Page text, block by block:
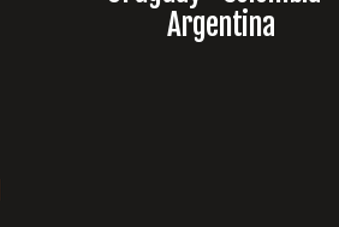
Argentina